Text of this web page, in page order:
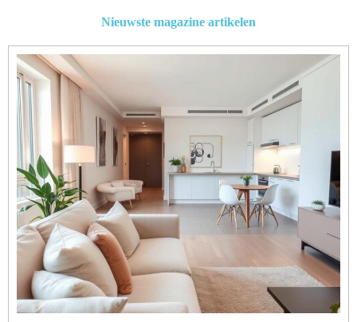
Nieuwste magazine artikelen